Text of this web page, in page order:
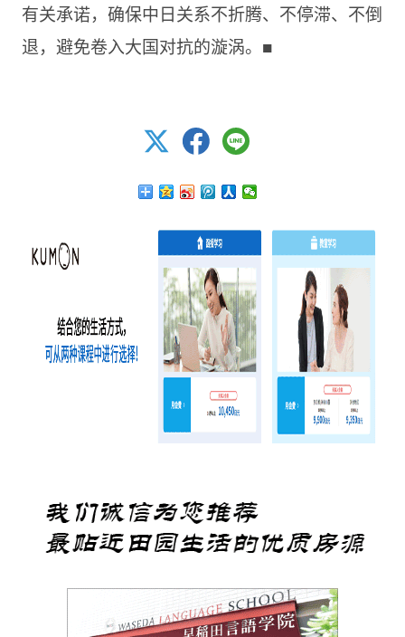
有关承诺，确保中日关系不折腾、不停滞、不倒
退，避免卷入大国对抗的漩涡。■